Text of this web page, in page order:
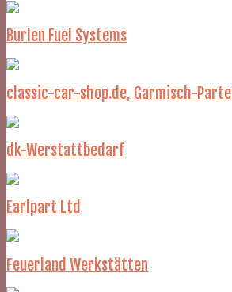
Burlen Fuel Systems
classic-car-shop.de, Garmisch-
dk-Werstattbedarf
Earlpart Ltd
Feuerland Werkstätten